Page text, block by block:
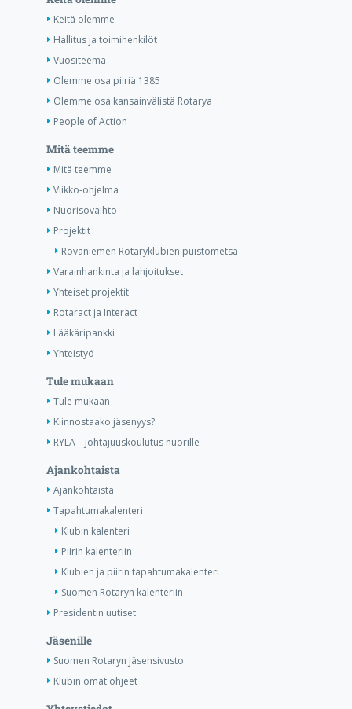
Keitä olemme
Hallitus ja toimihenkilöt
Vuositeema
Olemme osa piiriä 1385
Olemme osa kansainvälistä Rotarya
People of Action
Mitä teemme
Mitä teemme
Viikko-ohjelma
Nuorisovaihto
Projektit
Rovaniemen Rotaryklubien puistometsä
Varainhankinta ja lahjoitukset
Yhteiset projektit
Rotaract ja Interact
Lääkäripankki
Yhteistyö
Tule mukaan
Tule mukaan
Kiinnostaako jäsenyys?
RYLA – Johtajuuskoulutus nuorille
Ajankohtaista
Ajankohtaista
Tapahtumakalenteri
Klubin kalenteri
Piirin kalenteriin
Klubien ja piirin tapahtumakalenteri
Suomen Rotaryn kalenteriin
Presidentin uutiset
Jäsenille
Suomen Rotaryn Jäsensivusto
Klubin omat ohjeet